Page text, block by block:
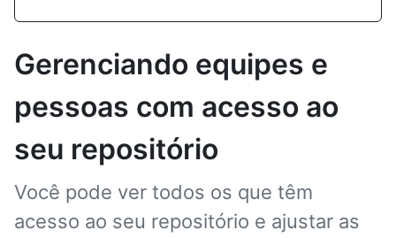
Gerenciando equipes e
pessoas com acesso ao
seu repositório
Você pode ver todos os que têm
acesso ao seu repositório e ajustar as